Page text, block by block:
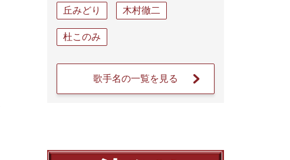
丘みどり 木村徹二
杜このみ
歌手名の一覧を見る